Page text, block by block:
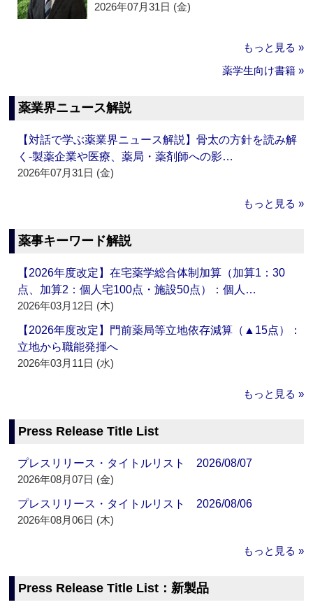
2026年07月31日 (金)
もっと見る »
薬学生向け書籍 »
薬業界ニュース解説
【対話で学ぶ薬業界ニュース解説】骨太の方針を読み解
く‐製薬企業や医療、薬局・薬剤師への影…
2026年07月31日 (金)
もっと見る »
薬事キーワード解説
【2026年度改定】在宅薬学総合体制加算（加算1：30
点、加算2：個人宅100点・施設50点）：個人…
2026年03月12日 (木)
【2026年度改定】門前薬局等立地依存減算（▲15点）：
立地から職能発揮へ
2026年03月11日 (水)
もっと見る »
Press Release Title List
プレスリリース・タイトルリスト 2026/08/07
2026年08月07日 (金)
プレスリリース・タイトルリスト 2026/08/06
2026年08月06日 (木)
もっと見る »
Press Release Title List：新製品